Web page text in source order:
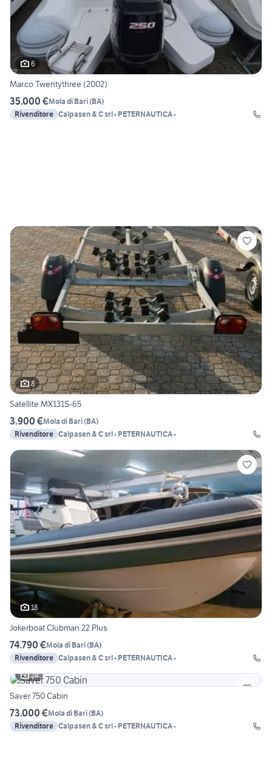
6
Mar.co Twentythree (2002)
35.000 €Mola di Bari(BA)
Rivenditore Calpasen & C srl - PETERNAUTICA -
8
Satellite MX131S-65
3.900 €Mola di Bari(BA)
Rivenditore Calpasen & C srl - PETERNAUTICA -
18
Jokerboat Clubman 22 Plus
74.790 €Mola di Bari(BA)
Rivenditore Calpasen & C srl - PETERNAUTICA -
24
Saver 750 Cabin
73.000 €Mola di Bari(BA)
Rivenditore Calpasen & C srl - PETERNAUTICA -